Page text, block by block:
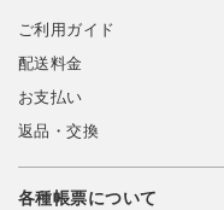
ご利用ガイド
配送料金
お支払い
返品・交換
各種帳票について